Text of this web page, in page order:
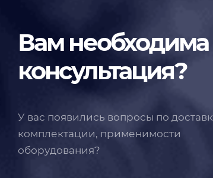
Вам необходима
консультация?
У вас появились вопросы по
комплектации, применимости
оборудования?